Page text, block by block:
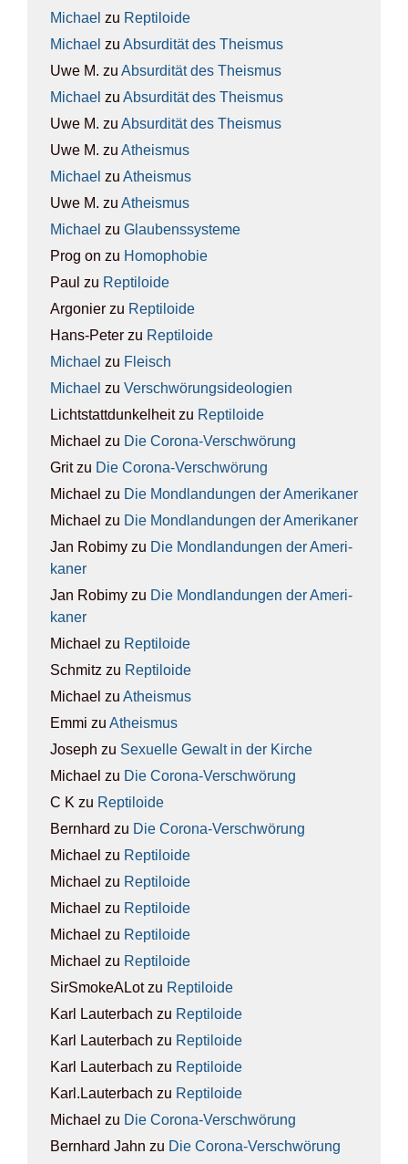
Michael zu Rep­ti­lo­ide
Michael zu Absur­di­tät des The­is­mus
Uwe M. zu Absur­di­tät des The­is­mus
Michael zu Absur­di­tät des The­is­mus
Uwe M. zu Absur­di­tät des The­is­mus
Uwe M. zu Athe­is­mus
Michael zu Athe­is­mus
Uwe M. zu Athe­is­mus
Michael zu Glau­bens­sys­te­me
Prog on zu Homo­pho­bie
Paul zu Rep­ti­lo­ide
Argonier zu Rep­ti­lo­ide
Hans-Peter zu Rep­ti­lo­ide
Michael zu Fleisch
Michael zu Ver­schwö­rungs­ideo­lo­gien
Lichtstattdunkelheitzu Rep­ti­lo­ide
Michael zu Die Coro­na-Ver­schwö­rung
Gritzu Die Coro­na-Ver­schwö­rung
Michael zu Die Mond­lan­dun­gen der Ame­ri­ka­ner
Michael zu Die Mond­lan­dun­gen der Ame­ri­ka­ner
Jan Robimy zu Die Mond­lan­dun­gen der Ame­ri­
ka­ner
Jan Robimy zu Die Mond­lan­dun­gen der Ame­ri­
ka­ner
Michael zu Rep­ti­lo­ide
Schmitz zu Rep­ti­lo­ide
Michael zu Athe­is­mus
Emmi zu Athe­is­mus
Joseph zu Sexu­el­le Gewalt in der Kir­che
Michael zu Die Coro­na-Ver­schwö­rung
C K zu Rep­ti­lo­ide
Bernhard zu Die Coro­na-Ver­schwö­rung
Michael zu Rep­ti­lo­ide
Michael zu Rep­ti­lo­ide
Michael zu Rep­ti­lo­ide
Michael zu Rep­ti­lo­ide
Michael zu Rep­ti­lo­ide
SirSmokeALotzu Rep­ti­lo­ide
Karl Lauterbach zu Rep­ti­lo­ide
Karl Lauterbach zu Rep­ti­lo­ide
Karl Lauterbach zu Rep­ti­lo­ide
Karl.Lauterbach zu Rep­ti­lo­ide
Michael zu Die Coro­na-Ver­schwö­rung
Bernhard Jahn zu Die Coro­na-Ver­schwö­rung